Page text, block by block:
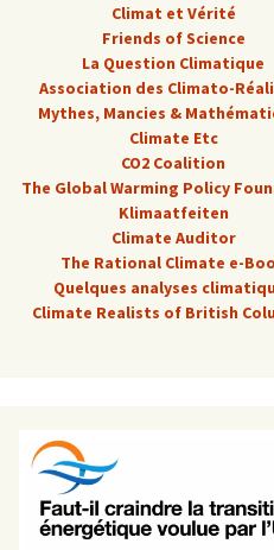
2024
Climat et Vérité
Friends of Science
La Question Climatique
Association des Climato-
Mythes, Mancies &
Climate Etc
CO2 Coalition
The Global Warming Policy
Klimaatfeiten
Climate Auditor
The Rational Climate e-
Quelques analyses
Climate Realists of British